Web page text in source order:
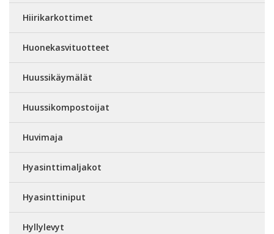
Hiirikarkottimet
Huonekasvituotteet
Huussikäymälät
Huussikompostoijat
Huvimaja
Hyasinttimaljakot
Hyasinttiniput
Hyllylevyt